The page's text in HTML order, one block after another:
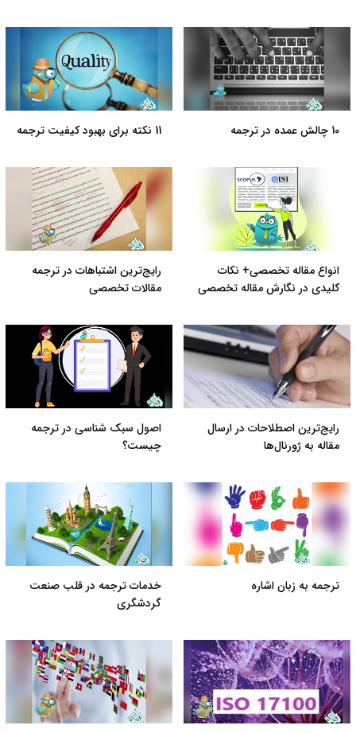
10 چالش عمده در ترجمه 11 نکته برای بهبود کیفیت ترجمه
انواع مقاله تخصصی+ نکات
کلیدی در نگارش مقاله تخصصی
رایج‌ترین اشتباهات در ترجمه
مقالات تخصصی
رایج‌ترین اصطلاحات در ارسال
مقاله به ژورنال‌ها
اصول سبک شناسی در ترجمه
چیست؟
ترجمه به زبان اشاره
خدمات ترجمه در قلب صنعت
گردشگری